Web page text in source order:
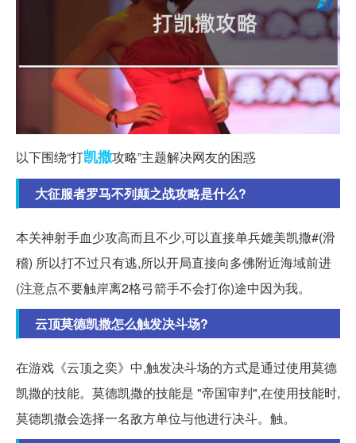
以下围绕“打凯撒攻略”主题解决网友的困惑
大征服者罗马不列颠之战攻略是什么?
本关神射手血少攻高而且不少,可以直接单兵媲美凯撒#(滑
稽) 所以打不过只有逃,所以开局直接向多佛附近海域前进
(注意点不要触岸离2格弓箭手不会打你)途中因为我。
云顶莫德凯撒怎么触发决斗场?
在游戏《云顶之奕》中,触发决斗场的方式是通过使用莫德
凯撒的技能。莫德凯撒的技能是 "帝国审判",在使用技能时,
莫德凯撒会选择一名敌方单位与他进行决斗。触。